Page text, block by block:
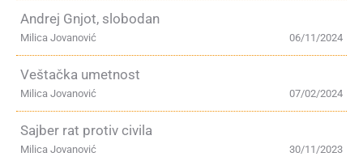
Andrej Gnjot, slobodan
06/11/2024
Milica Jovanović
Veštačka umetnost
07/02/2024
Milica Jovanović
Sajber rat protiv civila
30/11/2023
Milica Jovanović